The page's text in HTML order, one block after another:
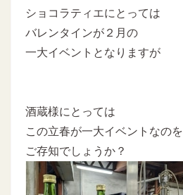
ショコラティエにとっては
バレンタインが２月の
一大イベントとなりますが
酒蔵様にとっては
この立春が一大イベントなのを
ご存知でしょうか？